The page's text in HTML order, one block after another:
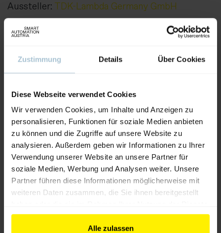
Zustimmung Details Über Cookies
Diese Webseite verwendet Cookies
Wir verwenden Cookies, um Inhalte und Anzeigen zu
personalisieren, Funktionen für soziale Medien anbieten
zu können und die Zugriffe auf unsere Website zu
analysieren. Außerdem geben wir Informationen zu Ihrer
Verwendung unserer Website an unsere Partner für
soziale Medien, Werbung und Analysen weiter. Unsere
Partner führen diese Informationen möglicherweise mit
weiteren Daten zusammen, die Sie ihnen bereitgestellt
gesammelt haben.
Alle zulassen
Aussteller: TDK-Lambda Germany GmbH